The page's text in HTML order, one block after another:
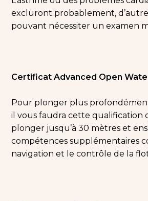
excluront probablement,
pouvant nécessiter un examen
Certificat Advanced Open
Pour plonger plus
il vous faudra cette qualification
plonger jusqu’à 30 mètres et
compétences supplémentaires
navigation et le contrôle de la